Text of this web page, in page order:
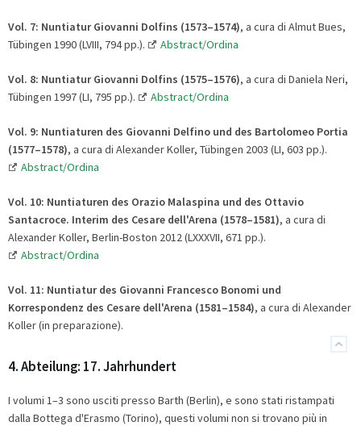
Vol. 7: Nuntiatur Giovanni Dolfins (1573–1574), a cura di Almut Bues,
Tübingen 1990 (LVIII, 794 pp.).
Abstract/Ordina
Vol. 8: Nuntiatur Giovanni Dolfins (1575–1576), a cura di Daniela Neri,
Tübingen 1997 (LI, 795 pp.).
Abstract/Ordina
Vol. 9: Nuntiaturen des Giovanni Delfino und des Bartolomeo Portia
(1577–1578), a cura di Alexander Koller, Tübingen 2003 (LI, 603 pp.).
Abstract/Ordina
Vol. 10: Nuntiaturen des Orazio Malaspina und des Ottavio
Santacroce. Interim des Cesare dell'Arena (1578–1581), a cura di
Alexander Koller, Berlin-Boston 2012 (LXXXVII, 671 pp.).
Abstract/Ordina
Vol. 11: Nuntiatur des Giovanni Francesco Bonomi und
Korrespondenz des Cesare dell'Arena (1581–1584), a cura di Alexander
Koller (in preparazione).
4. Abteilung: 17. Jahrhundert
I volumi 1–3 sono usciti presso Barth (Berlin), e sono stati ristampati
dalla Bottega d'Erasmo (Torino), questi volumi non si trovano più in